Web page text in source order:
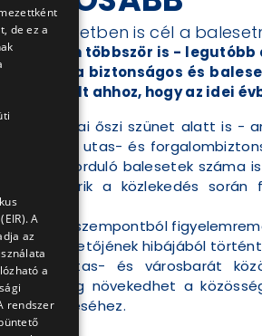
szünetben is cél a
korábban többször is -
a biztonságos és
ahhoz, hogy az idei
az iskolai őszi szünet alatt is
szentel az utas- és
előforduló balesetek száma
felismerik a közlekedés
szempontból
járművezetőjének hibájából
az utas- és városbarát
pedig növekedhet a
de ez a
A
az
a
rendszer